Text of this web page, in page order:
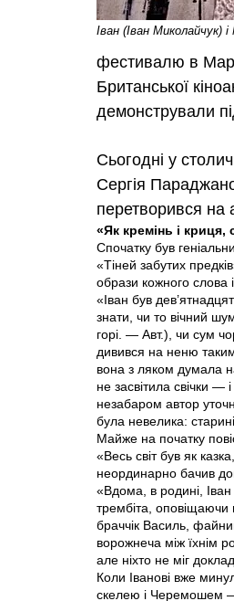
Іван (Іван Миколайчук)
фестивалю в
Британської
демонстрували
Сьогодні у
Сергія
перетворився на
«Як кремінь і
Спочатку був
«Тіней забутих
образи кожного слова
«Іван був
знати, чи то вічний
горі. — Авт.), чи сум
дивився на неню
вона з ляком думала
не засвітила свічки —
незабаром автор
була невелика:
Майже на початку
«Весь світ був як
неординарно бачив
«Вдома, в родині, Іван
трембіта, оповіщаючи
браччік Василь,
ворожнеча між їхнім
але ніхто не міг
Коли Іванові вже
скелею і Черемошем —